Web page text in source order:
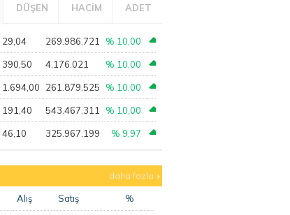
DÜŞEN HACİM ADET
29,04 269.986.721 % 10,00
390,50 4.176.021 % 10,00
1.694,00 261.879.525 % 10,00
191,40 543.467.311 % 10,00
46,10 325.967.199 % 9,97
daha fazla
Alış Satış %